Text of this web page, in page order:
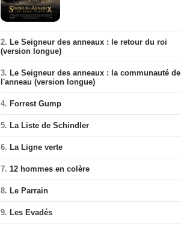
2. Le Seigneur des anneaux : le retour du roi
(version longue)
3. Le Seigneur des anneaux : la communauté de
l'anneau (version longue)
4. Forrest Gump
5. La Liste de Schindler
6. La Ligne verte
7. 12 hommes en colère
8. Le Parrain
9. Les Evadés